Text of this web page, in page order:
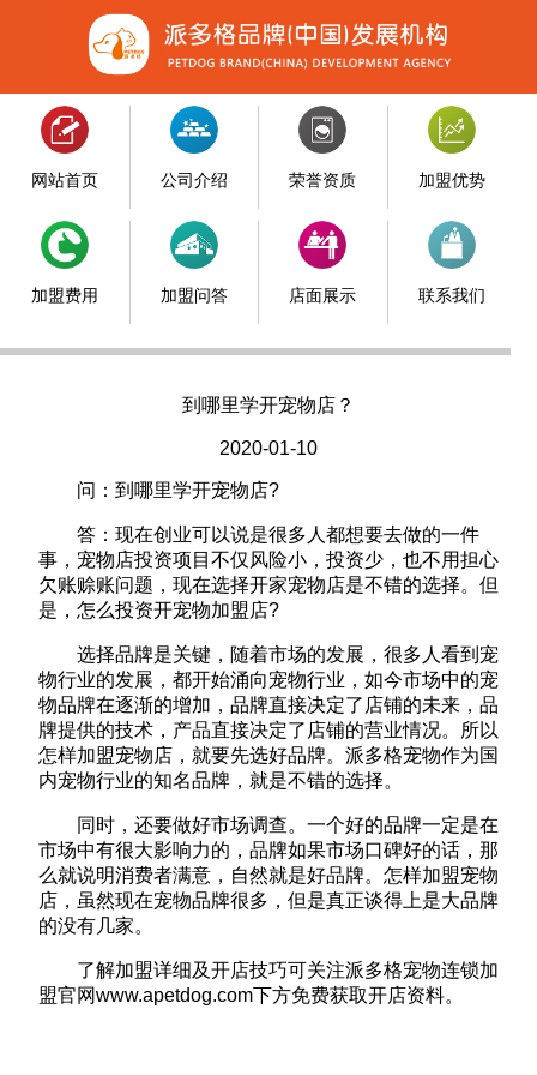
网站首页 公司介绍 荣誉资质 加盟优势
加盟费用 加盟问答 店面展示 联系我们
到哪里学开宠物店？
2020-01-10
问：到哪里学开宠物店?
答：现在创业可以说是很多人都想要去做的一件
事，宠物店投资项目不仅风险小，投资少，也不用担心
欠账赊账问题，现在选择开家宠物店是不错的选择。但
是，怎么投资开宠物加盟店?
选择品牌是关键，随着市场的发展，很多人看到宠
物行业的发展，都开始涌向宠物行业，如今市场中的宠
物品牌在逐渐的增加，品牌直接决定了店铺的未来，品
牌提供的技术，产品直接决定了店铺的营业情况。所以
怎样加盟宠物店，就要先选好品牌。派多格宠物作为国
内宠物行业的知名品牌，就是不错的选择。
同时，还要做好市场调查。一个好的品牌一定是在
市场中有很大影响力的，品牌如果市场口碑好的话，那
么就说明消费者满意，自然就是好品牌。怎样加盟宠物
店，虽然现在宠物品牌很多，但是真正谈得上是大品牌
的没有几家。
了解加盟详细及开店技巧可关注派多格宠物连锁加
盟官网www.apetdog.com下方免费获取开店资料。